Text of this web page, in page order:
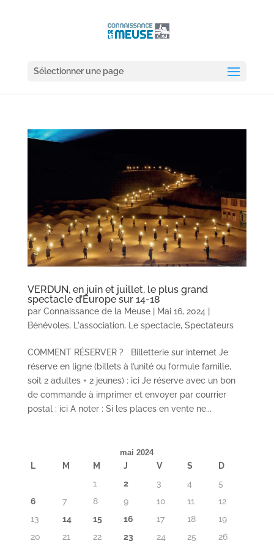
Sélectionner une page
VERDUN, en juin et juillet, le plus grand
spectacle d’Europe sur 14-18
par Connaissance de la Meuse| Mai 16, 2024
Bénévoles, L'association, Le spectacle, Spectateurs
COMMENT RÉSERVER ? Billetterie sur internet Je
réserve en ligne (billets à l’unité ou formule famille,
soit 2 adultes + 2 jeunes) : ici Je réserve avec un bon
de commande à imprimer et envoyer par courrier
postal : ici A noter : Si les places en vente ne...
mai 2024
L M M J V S
D
1
2 3 4
5
6
7 8 9 10 11
12
13
14 15 16 17 18
19
20
21 22 23 24 25 26